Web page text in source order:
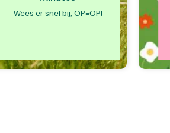
Wees er snel bij, OP=OP!